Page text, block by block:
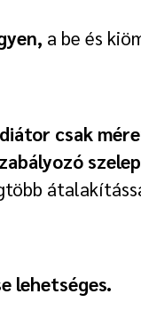
a be és
csak
lehetséges.